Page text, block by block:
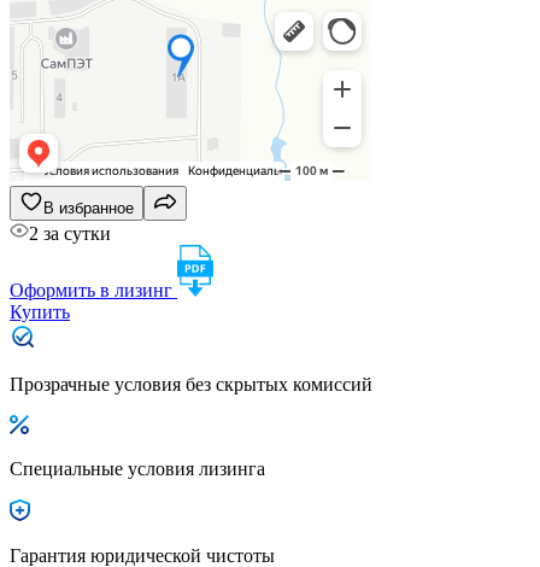
В избранное
2 за сутки
Оформить в лизинг
Купить
Прозрачные условия без скрытых комиссий
Специальные условия лизинга
Гарантия юридической чистоты